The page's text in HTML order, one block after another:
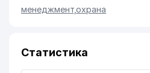
менеджмент,охрана
Статистика